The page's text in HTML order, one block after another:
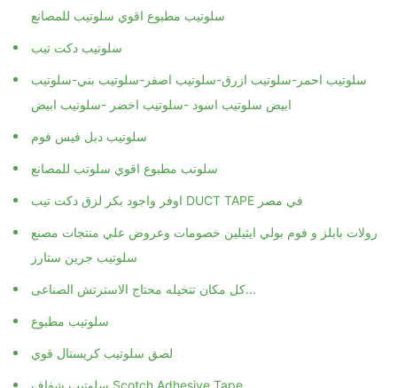
سلوتيب مطبوع اقوي سلوتيب للمصانع
سلوتيب دكت تيب
سلوتيب احمر-سلوتيب ازرق-سلوتيب اصفر-سلوتيب بني-سلوتيب
ابيض سلوتيب اسود -سلوتيب اخضر -سلوتيب ابيض
سلوتيب دبل فيس فوم
سلوتب مطبوع اقوي سلوتب للمصانع
رولات بابلز و فوم بولي ايثيلين خصومات وعروض علي منتجات مصنع
سلوتيب جرين ستارز
سلوتيب مطبوع
لصق سلوتيب كريستال قوي
سلوتيب شفاف Scotch Adhesive Tape